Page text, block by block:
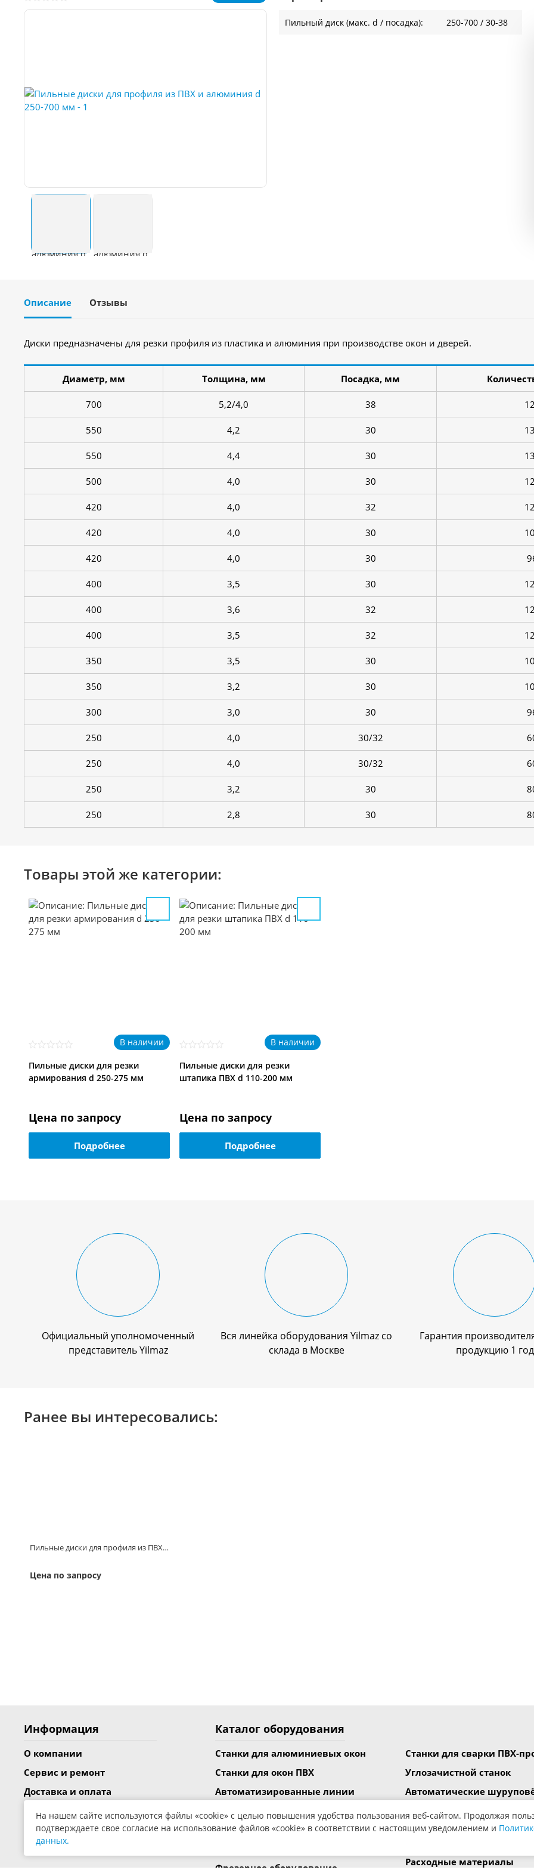
Пильный диск (макс. d / посадка): 250-700 / 30-38
Описание Отзывы
Диски предназначены для резки профиля из пластика и алюминия при производстве окон и дверей.
Диаметр, мм Толщина, мм Посадка, мм
700 5,2/4,0 38
550 4,2 30
550 4,4 30
500 4,0 30
420 4,0 32
420 4,0 30
420 4,0 30
400 3,5 30
400 3,6 32
400 3,5 32
350 3,5 30
350 3,2 30
300 3,0 30
250 4,0 30/32
250 4,0 30/32
250 3,2 30
250 2,8 30
Товары этой же категории:
В наличии
Пильные диски для резки
армирования d 250-275 мм
Цена по запросу
Подробнее
В наличии
Пильные диски для резки
штапика ПВХ d 110-200 мм
Цена по запросу
Подробнее
Официальный уполномоченный
представитель Yilmaz
Вся линейка оборудования Yilmaz со
склада в Москве
Гарантия
продукцию 1 год
Ранее вы интересовались:
Пильные диски для профиля из ПВХ…
Цена по запросу
Информация
О компании
Сервис и ремонт
Доставка и оплата
Статьи
Лизинг
Каталоги PDF
Каталог оборудования
Станки для алюминиевых окон
Станки для окон ПВХ
Автоматизированные линии
Готовые комплекты оборудования
Станки для резки
Фрезерное оборудование
Станки для сварки ПВХ-
Углозачистной станок
Автоматические
Вспомогательное
Расходные материалы
На нашем сайте используются файлы «cookie» с целью повышения удобства пользования веб-сайтом. Продолжая
подтверждаете свое согласие на использование файлов «cookie» в соответствии с настоящим уведомлением и
данных.